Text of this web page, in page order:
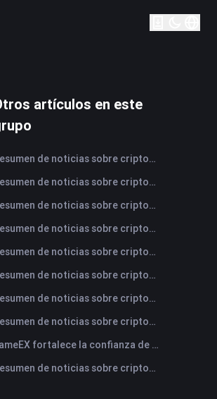
artículos en este
Resumen de noticias sobre criptomonedas de FameEX de hoy | 7 de agosto de 2026
Resumen de noticias sobre criptomonedas de FameEX de hoy | 6 de agosto de 2026
Resumen de noticias sobre criptomonedas de FameEX de hoy | 5 de agosto de 2026
Resumen de noticias sobre criptomonedas de FameEX de hoy | 4 de agosto de 2026
Resumen de noticias sobre criptomonedas de FameEX de hoy | 3 de agosto de 2026
Resumen de noticias sobre criptomonedas de FameEX de hoy | 31 de julio de 2026
Resumen de noticias sobre criptomonedas de FameEX de hoy | 30 de julio de 2026
Resumen de noticias sobre criptomonedas de FameEX de hoy | 29 de julio de 2026
FameEX fortalece la confianza de los usuarios a través de ocho años de operaciones estables y crecimiento global
Resumen de noticias sobre criptomonedas de FameEX de hoy | 28 de julio de 2026